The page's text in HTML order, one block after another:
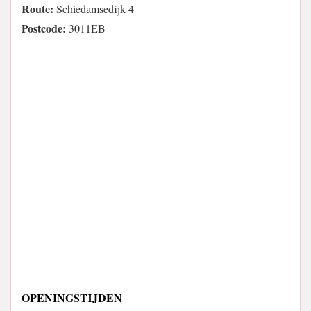
Route: Schiedamsedijk 4
Postcode: 3011EB
OPENINGSTIJDEN